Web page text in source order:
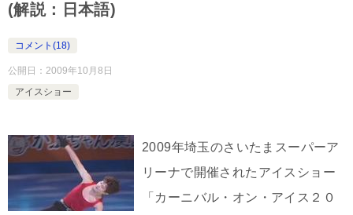
(解説：日本語)
コメント(18)
公開日： 2009年10月8日
アイスショー
2009年埼玉のさいたまスーパーア
リーナで開催されたアイスショー
「カーニバル・オン・アイス２０